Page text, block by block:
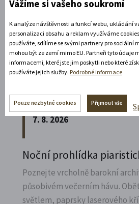
piaristického chrámu Nalezení
Ludmilou Marešovou
poznejte jeho interiéry i
výzdobu z trochu jiné
Rozbalte si další akce
7. 8. 2026
Noční prohlídka
Poznejte vrcholně barokní
působivém večerním hávu.
světlem, paprsky laserového
Vážíme si vašeho soukromí
K analýze návštěvnosti a funkcí webu, ukládání
personalizaci obsahu a reklam využíváme
používáte, sdílíme se svými partnery pro sociální
mohou být ze zemí mimo EU. Partneři tyto údaje
informacemi, které jste jim poskytli nebo které
používáte jejich služby. Podrobné informace
Pouze nezbytné cookies Přijmout vše